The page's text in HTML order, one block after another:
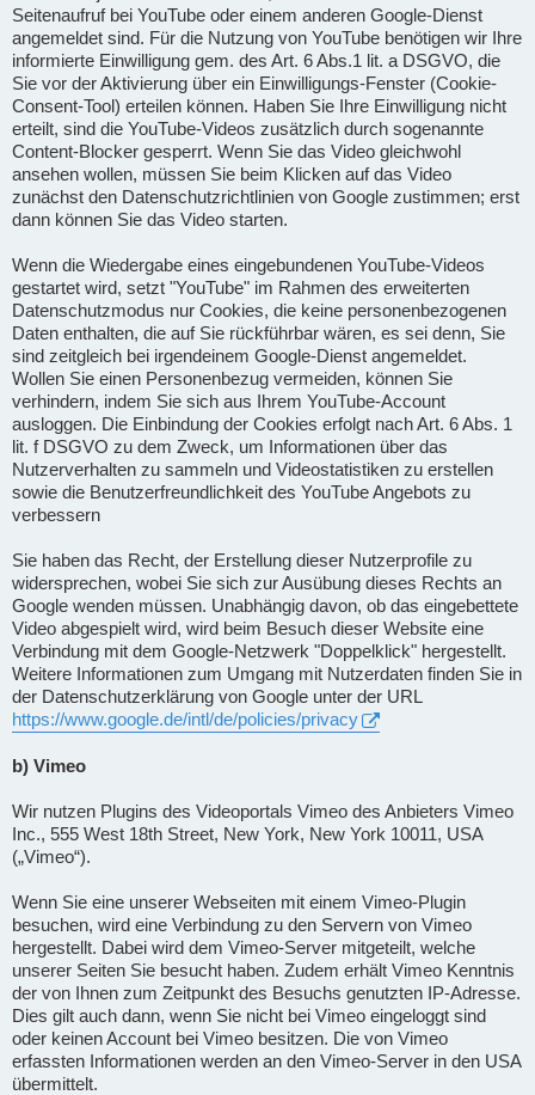
Seitenaufruf bei YouTube oder einem anderen Google-Dienst
angemeldet sind. Für die Nutzung von YouTube benötigen wir Ihre
informierte Einwilligung gem. des Art. 6 Abs.1 lit. a DSGVO, die
Sie vor der Aktivierung über ein Einwilligungs-Fenster (Cookie-
Consent-Tool) erteilen können. Haben Sie Ihre Einwilligung nicht
erteilt, sind die YouTube-Videos zusätzlich durch sogenannte
Content-Blocker gesperrt. Wenn Sie das Video gleichwohl
ansehen wollen, müssen Sie beim Klicken auf das Video
zunächst den Datenschutzrichtlinien von Google zustimmen; erst
dann können Sie das Video starten.
Wenn die Wiedergabe eines eingebundenen YouTube-Videos
gestartet wird, setzt "YouTube" im Rahmen des erweiterten
Datenschutzmodus nur Cookies, die keine personenbezogenen
Daten enthalten, die auf Sie rückführbar wären, es sei denn, Sie
sind zeitgleich bei irgendeinem Google-Dienst angemeldet.
Wollen Sie einen Personenbezug vermeiden, können Sie
verhindern, indem Sie sich aus Ihrem YouTube-Account
ausloggen. Die Einbindung der Cookies erfolgt nach Art. 6 Abs. 1
lit. f DSGVO zu dem Zweck, um Informationen über das
Nutzerverhalten zu sammeln und Videostatistiken zu erstellen
sowie die Benutzerfreundlichkeit des YouTube Angebots zu
verbessern
Sie haben das Recht, der Erstellung dieser Nutzerprofile zu
widersprechen, wobei Sie sich zur Ausübung dieses Rechts an
Google wenden müssen. Unabhängig davon, ob das eingebettete
Video abgespielt wird, wird beim Besuch dieser Website eine
Verbindung mit dem Google-Netzwerk "Doppelklick" hergestellt.
Weitere Informationen zum Umgang mit Nutzerdaten finden Sie in
der Datenschutzerklärung von Google unter der URL
https://www.google.de/intl/de/policies/privacy
b) Vimeo
Wir nutzen Plugins des Videoportals Vimeo des Anbieters Vimeo
Inc., 555 West 18th Street, New York, New York 10011, USA
(„Vimeo“).
Wenn Sie eine unserer Webseiten mit einem Vimeo-Plugin
besuchen, wird eine Verbindung zu den Servern von Vimeo
hergestellt. Dabei wird dem Vimeo-Server mitgeteilt, welche
unserer Seiten Sie besucht haben. Zudem erhält Vimeo Kenntnis
der von Ihnen zum Zeitpunkt des Besuchs genutzten IP-Adresse.
Dies gilt auch dann, wenn Sie nicht bei Vimeo eingeloggt sind
oder keinen Account bei Vimeo besitzen. Die von Vimeo
erfassten Informationen werden an den Vimeo-Server in den USA
übermittelt.